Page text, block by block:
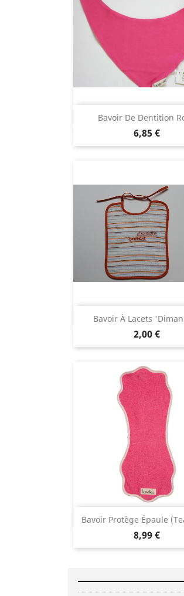
Bavoir De Dentition
6,85 €
Aperçu
Bavoir À Lacets
2,00 €
Aperçu
Bavoir Protège Épaule
8,99 €
Aperçu